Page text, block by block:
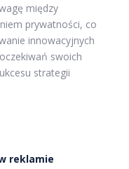
między
prywatności, co
innowacyjnych
swoich
strategii
reklamie